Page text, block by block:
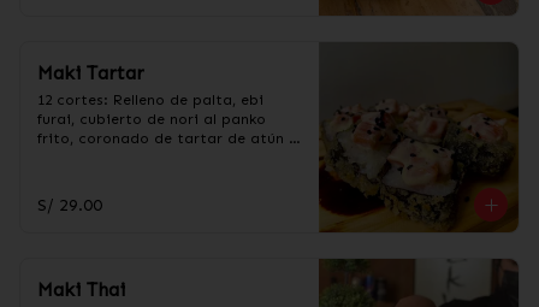
Maki Tartar
12 cortes: Relleno de palta, ebi
furai, cubierto de nori al panko
frito, coronado de tartar de atún o
S/ 29.00
Maki Thai